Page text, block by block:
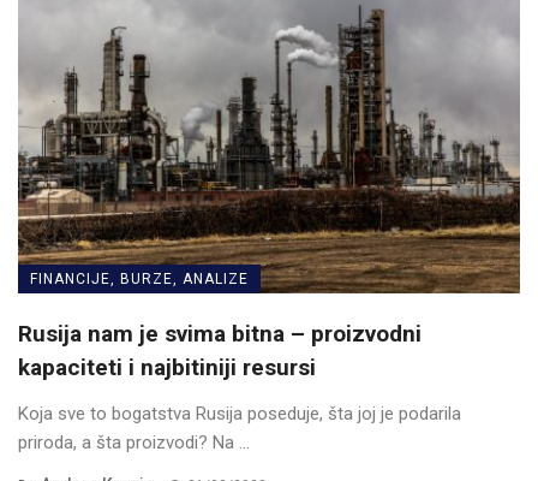
FINANCIJE, BURZE, ANALIZE
Rusija nam je svima bitna – proizvodni
kapaciteti i najbitiniji resursi
Koja sve to bogatstva Rusija poseduje, šta joj je podarila
priroda, a šta proizvodi? Na ...